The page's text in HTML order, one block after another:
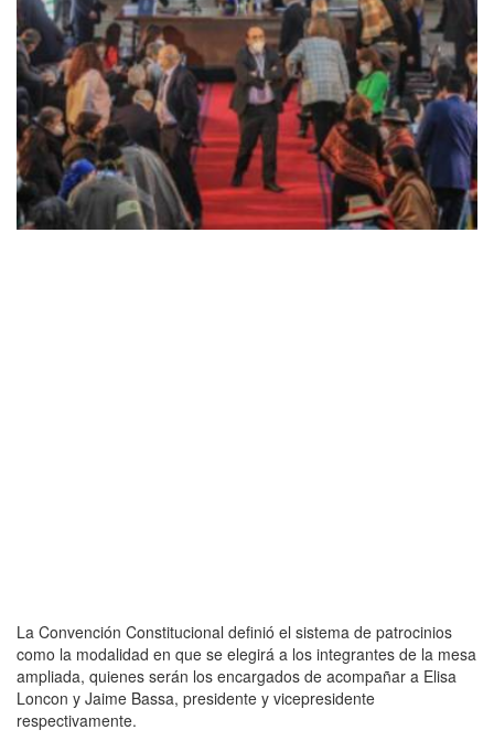
La Convención Constitucional definió el sistema de patrocinios
como la modalidad en que se elegirá a los integrantes de la mesa
ampliada, quienes serán los encargados de acompañar a Elisa
Loncon y Jaime Bassa, presidente y vicepresidente
respectivamente.